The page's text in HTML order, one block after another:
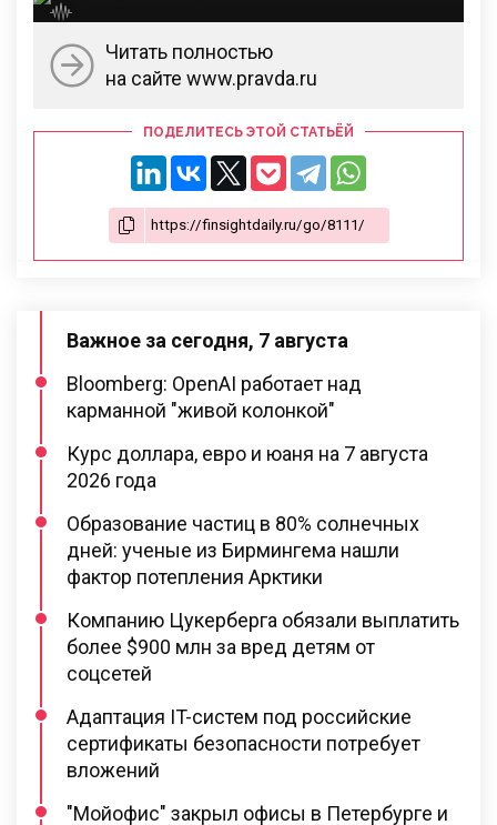
Читать полностью
на сайте www.pravda.ru
ПОДЕЛИТЕСЬ ЭТОЙ СТАТЬЁЙ
Важное за сегодня, 7 августа
Bloomberg: OpenAI работает над
карманной "живой колонкой"
Курс доллара, евро и юаня на 7 августа
2026 года
Образование частиц в 80% солнечных
дней: ученые из Бирмингема нашли
фактор потепления Арктики
Компанию Цукерберга обязали выплатить
более $900 млн за вред детям от
соцсетей
Адаптация IT-систем под российские
сертификаты безопасности потребует
вложений
"Мойофис" закрыл офисы в Петербурге и